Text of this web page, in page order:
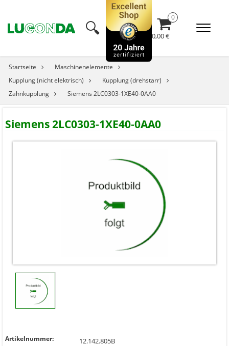
🔍︎ 0,00 €
Startseite
Maschinenelemente
Kupplung (nicht elektrisch)
Kupplung (drehstarr)
Zahnkupplung
Siemens 2LC0303-1XE40-0AA0
Siemens 2LC0303-1XE40-0AA0
Artikelnummer: 12.142.805B